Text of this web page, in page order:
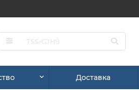
Доставка